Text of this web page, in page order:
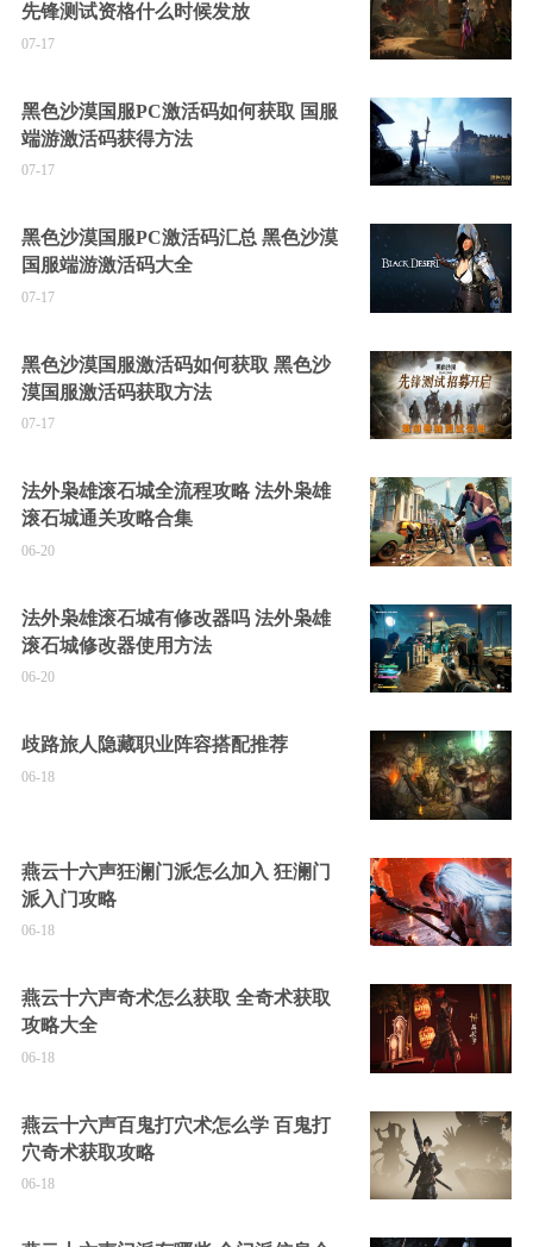
先锋测试资格什么时候发放
07-17
黑色沙漠国服PC激活码如何获取 国服
端游激活码获得方法
07-17
黑色沙漠国服PC激活码汇总 黑色沙漠
国服端游激活码大全
07-17
黑色沙漠国服激活码如何获取 黑色沙
漠国服激活码获取方法
07-17
法外枭雄滚石城全流程攻略 法外枭雄
滚石城通关攻略合集
06-20
法外枭雄滚石城有修改器吗 法外枭雄
滚石城修改器使用方法
06-20
歧路旅人隐藏职业阵容搭配推荐
06-18
燕云十六声狂澜门派怎么加入 狂澜门
派入门攻略
06-18
燕云十六声奇术怎么获取 全奇术获取
攻略大全
06-18
燕云十六声百鬼打穴术怎么学 百鬼打
穴奇术获取攻略
06-18